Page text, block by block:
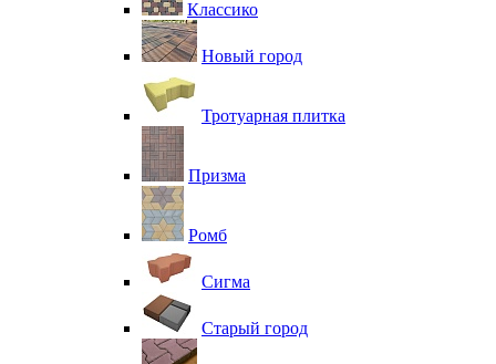
Классико
Новый город
Тротуарная плитка
Призма
Ромб
Сигма
Старый город